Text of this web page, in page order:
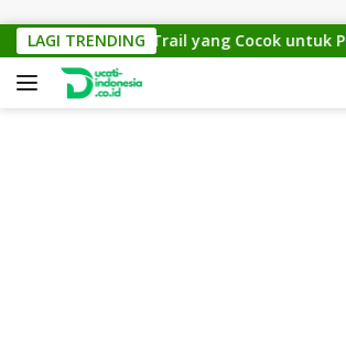
LAGI TRENDING
150: Motor Trail yang Cocok untuk